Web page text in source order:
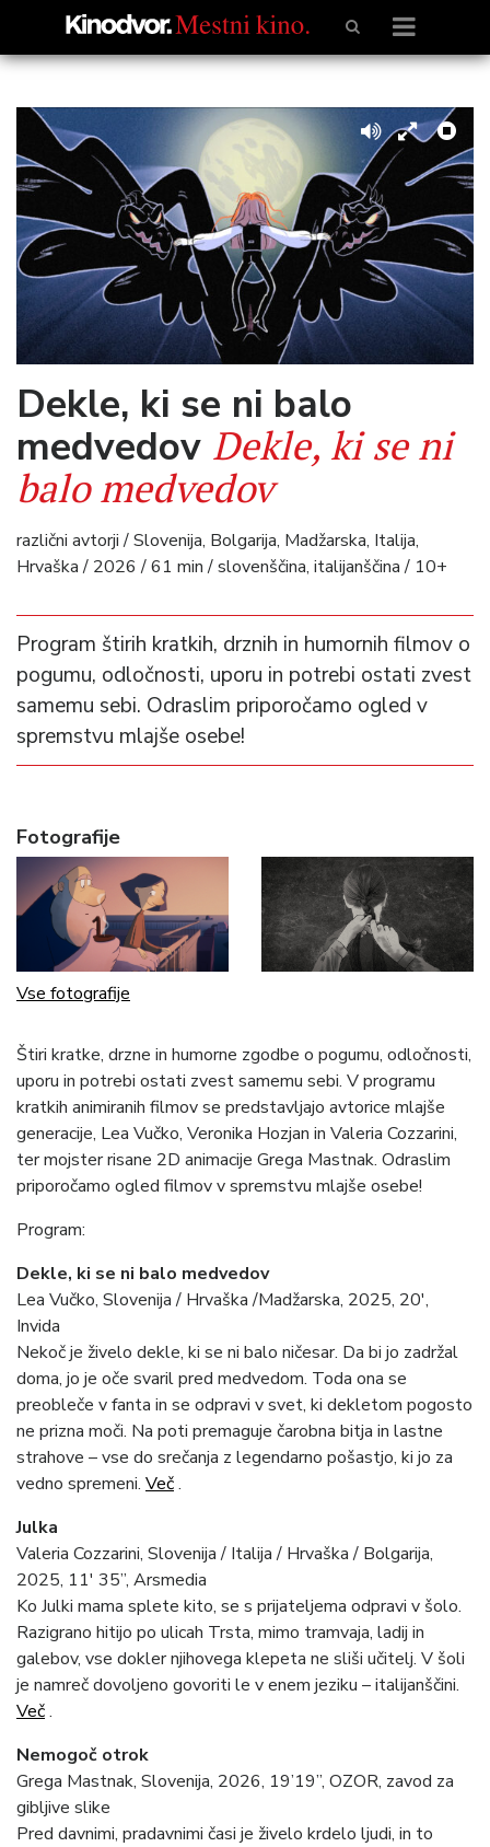
Dekle, ki se ni balo
medvedov Dekle, ki se ni
balo medvedov
različni avtorji / Slovenija, Bolgarija, Madžarska, Italija,
Hrvaška / 2026 / 61 min / slovenščina, italijanščina / 10+
Program štirih kratkih, drznih in humornih filmov o
pogumu, odločnosti, uporu in potrebi ostati zvest
samemu sebi. Odraslim priporočamo ogled v
spremstvu mlajše osebe!
Fotografije
Vse fotografije
Štiri kratke, drzne in humorne zgodbe o pogumu, odločnosti,
uporu in potrebi ostati zvest samemu sebi. V programu
kratkih animiranih filmov se predstavljajo avtorice mlajše
generacije, Lea Vučko, Veronika Hozjan in Valeria Cozzarini,
ter mojster risane 2D animacije Grega Mastnak. Odraslim
priporočamo ogled filmov v spremstvu mlajše osebe!
Program:
Dekle, ki se ni balo medvedov
Lea Vučko, Slovenija / Hrvaška /Madžarska, 2025, 20′,
Invida
Nekoč je živelo dekle, ki se ni balo ničesar. Da bi jo zadržal
doma, jo je oče svaril pred medvedom. Toda ona se
preobleče v fanta in se odpravi v svet, ki dekletom pogosto
ne prizna moči. Na poti premaguje čarobna bitja in lastne
strahove – vse do srečanja z legendarno pošastjo, ki jo za
vedno spremeni. Več​ .
Julka
Valeria Cozzarini, Slovenija / Italija / Hrvaška / Bolgarija,
2025, 11′ 35”, Arsmedia
Ko Julki mama splete kito, se s prijateljema odpravi v šolo.
Razigrano hitijo po ulicah Trsta, mimo tramvaja, ladij in
galebov, vse dokler njihovega klepeta ne sliši učitelj. V šoli
je namreč dovoljeno govoriti le v enem jeziku – italijanščini.
Več​​ .
Nemogoč otrok
Grega Mastnak, Slovenija, 2026, 19’19”, OZOR, zavod za
gibljive slike
Pred davnimi, pradavnimi časi je živelo krdelo ljudi, in to